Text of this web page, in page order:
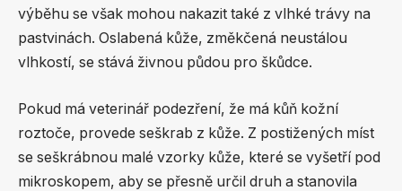
výběhu se však mohou nakazit také z vlhké trávy na
pastvinách. Oslabená kůže, změkčená neustálou
vlhkostí, se stává živnou půdou pro škůdce.
Pokud má veterinář podezření, že má kůň kožní
roztoče, provede seškrab z kůže. Z postižených míst
se seškrábnou malé vzorky kůže, které se vyšetří pod
mikroskopem, aby se přesně určil druh a stanovila